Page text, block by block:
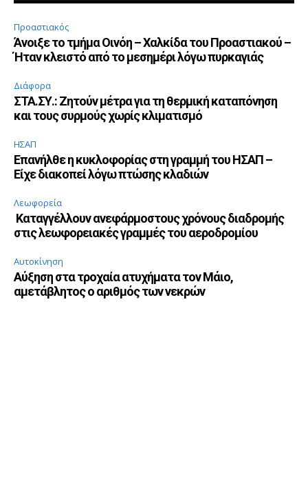
Προαστιακός
Άνοιξε το τμήμα Οινόη – Χαλκίδα του Προαστιακού –
Ήταν κλειστό από το μεσημέρι λόγω πυρκαγιάς
Διάφορα
ΣΤΑ.ΣΥ.: Ζητούν μέτρα για τη θερμική καταπόνηση
και τους συρμούς χωρίς κλιματισμό
ΗΣΑΠ
Επανήλθε η κυκλοφορίας στη γραμμή του ΗΣΑΠ –
Είχε διακοπεί λόγω πτώσης κλαδιών
Λεωφορεία
Καταγγέλλουν ανεφάρμοστους χρόνους διαδρομής
στις λεωφορειακές γραμμές του αεροδρομίου
Αυτοκίνηση
Αύξηση στα τροχαία ατυχήματα τον Μάιο,
αμετάβλητος ο αριθμός των νεκρών